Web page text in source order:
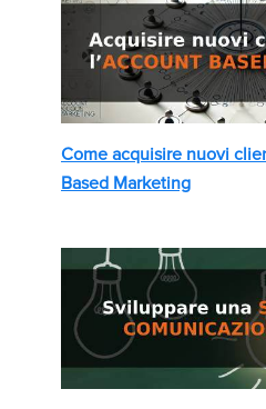
Come acquisire nuovi
Based Marketing